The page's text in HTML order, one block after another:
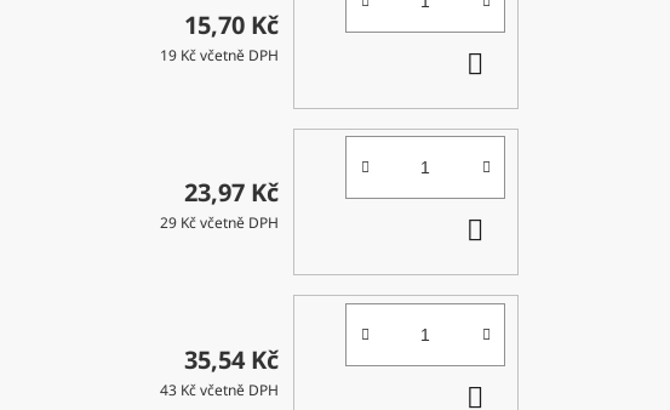
15,70 Kč
19 Kč včetně DPH
KOŠÍKU
23,97 Kč
29 Kč včetně DPH
KOŠÍKU
35,54 Kč
43 Kč včetně DPH